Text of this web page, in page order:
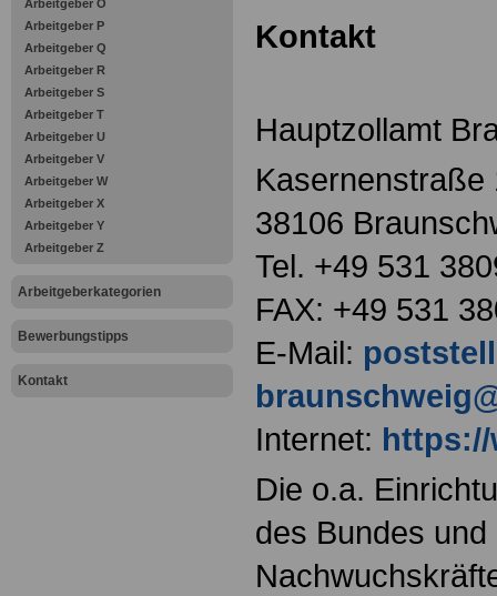
Arbeitgeber O
Arbeitgeber P
Arbeitgeber Q
Arbeitgeber R
Arbeitgeber S
Arbeitgeber T
Arbeitgeber U
Arbeitgeber V
Arbeitgeber W
Arbeitgeber X
Arbeitgeber Y
Arbeitgeber Z
Arbeitgeberkategorien
Bewerbungstipps
Kontakt
Kontakt
Hauptzollamt
Kasernenstraße
38106
Tel. +49 531
FAX: +49 531
E-Mail:
Internet:
Die o.a.
des Bundes und